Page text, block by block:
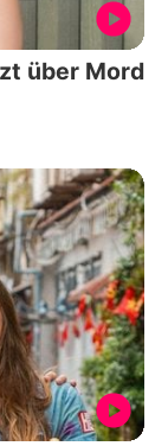
über Mord